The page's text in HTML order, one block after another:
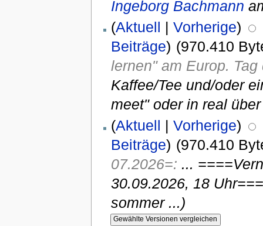
Ingeborg Bachmann
(Aktuell | Vorherige)
Beiträge) (970.410
lernen" am Europ.
Kaffee/Tee und/oder
meet" oder in real
(Aktuell | Vorherige)
Beiträge) (970.410
07.2026=: ...
30.09.2026, 18
sommer ...)